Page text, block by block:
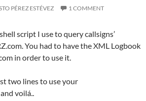
PÉREZ ESTÉVEZ 1 COMMENT
script I use to query callsigns’
You had to have the XML Logbook
in order to use it.
two lines to use your
voilá..